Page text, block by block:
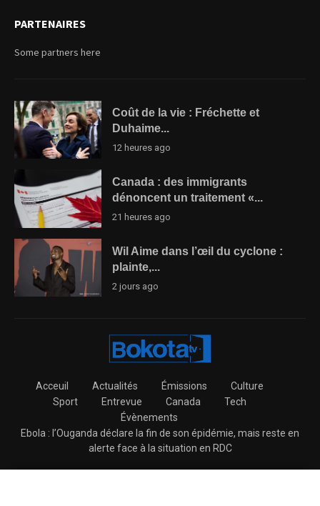
PARTENAIRES
Some partners here
Coût de la vie : Fréchette et
Duhaime...
12 heures ago
Canada : des immigrants
dénoncent un traitement «...
21 heures ago
Wil Aime dans l’œil du cyclone :
plainte,...
2 jours ago
Acceuil Actualités Émissions
Culture
Sport
Entrevue Canada
Tech
Évènements
Ebola : l’Ouganda déclare la fin de son épidémie, mais reste en
alerte face à la situation en RDC